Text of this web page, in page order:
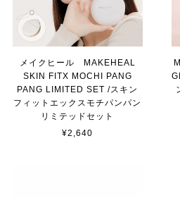
メイクヒール MAKEHEAL
SKIN FITX MOCHI PANG
PANG LIMITED SET /スキン
フィットエックスモチパンパン
リミテッドセット
¥2,640